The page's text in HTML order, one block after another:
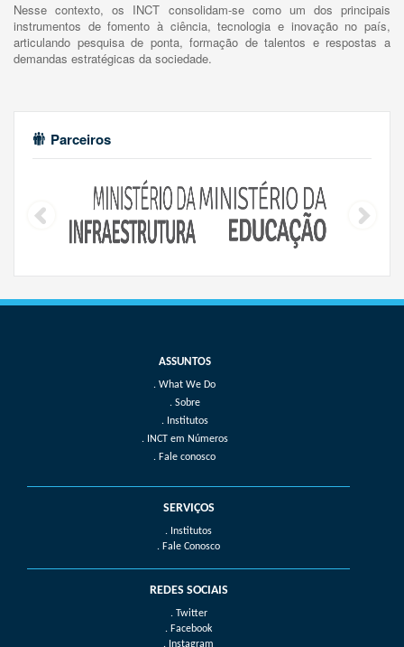
Nesse contexto, os INCT consolidam-se como um dos principais
instrumentos de fomento à ciência, tecnologia e inovação no país,
articulando pesquisa de ponta, formação de talentos e respostas a
demandas estratégicas da sociedade.
Parceiros
What We Do
Sobre
Institutos
INCT em Números
Fale conosco
SERVIÇOS
. Institutos
. Fale Conosco
REDES SOCIAIS
. Twitter
. Facebook
. Instagram